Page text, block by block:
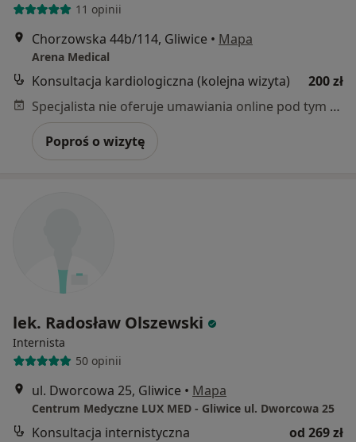
11 opinii
Chorzowska 44b/114, Gliwice • Mapa
Arena Medical
Konsultacja kardiologiczna (kolejna wizyta)
200 zł
Specjalista nie oferuje umawiania online pod tym adresem.
Poproś o wizytę
lek. Radosław Olszewski
Internista
50 opinii
ul. Dworcowa 25, Gliwice • Mapa
Centrum Medyczne LUX MED - Gliwice ul. Dworcowa 25
Konsultacja internistyczna
od 269 zł